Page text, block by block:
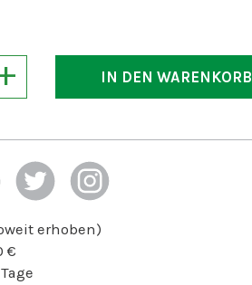
IN DEN WARENKORB
erhoben)
€